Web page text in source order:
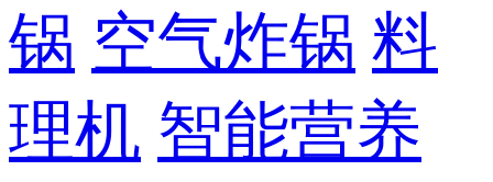
锅 空气炸锅 料
理机 智能营养